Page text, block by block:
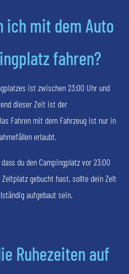
ich mit dem Auto
fahren?
ist zwischen 23:00 Uhr und
dieser Zeit ist der
Fahren mit dem Fahrzeug ist nur in
erlaubt.
du den Campingplatz vor 23:00
gebucht hast, sollte dein Zelt
aufgebaut sein.
Ruhezeiten auf